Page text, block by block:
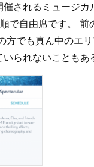
されるミュージ
で自由席です。
でも真ん中のエ
られないことも